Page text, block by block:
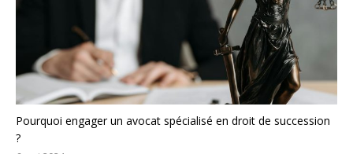
Pourquoi engager un avocat spécialisé en droit de succession
?